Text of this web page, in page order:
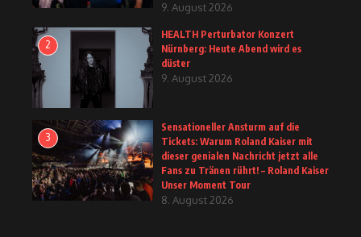
9. August 2026
2
HEALTH Perturbator Konzert
Nürnberg: Heute Abend wird es
düster
9. August 2026
3
Sensationeller Ansturm auf die
Tickets: Warum Roland Kaiser mit
dieser genialen Nachricht jetzt alle
Fans zu Tränen rührt! – Roland Kaiser
Unser Moment Tour
8. August 2026